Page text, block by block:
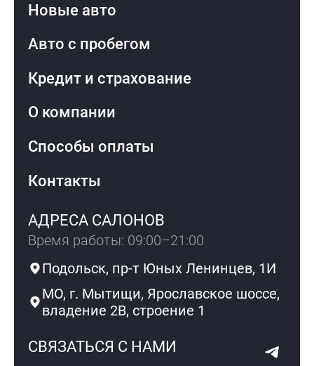
Новые авто
Авто с пробегом
Кредит и страхование
О компании
Способы оплаты
Контакты
АДРЕСА САЛОНОВ
Время работы: 09:00–21:00
Подольск, пр-т Юных Ленинцев, 1И
МО, г. Мытищи, Ярославское шоссе,
владение 2В, строение 1
СВЯЗАТЬСЯ С НАМИ